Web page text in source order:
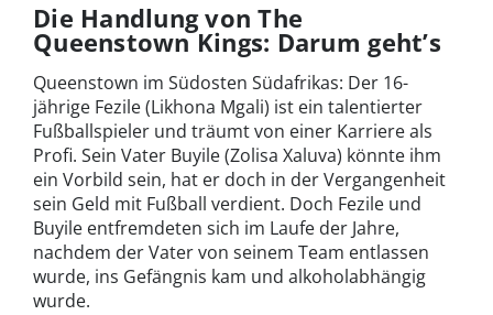
Die Handlung von The
Queenstown Kings: Darum geht’s
Queenstown im Südosten Südafrikas: Der 16-
jährige Fezile (Likhona Mgali) ist ein talentierter
Fußballspieler und träumt von einer Karriere als
Profi. Sein Vater Buyile (Zolisa Xaluva) könnte ihm
ein Vorbild sein, hat er doch in der Vergangenheit
sein Geld mit Fußball verdient. Doch Fezile und
Buyile entfremdeten sich im Laufe der Jahre,
nachdem der Vater von seinem Team entlassen
wurde, ins Gefängnis kam und alkoholabhängig
wurde.